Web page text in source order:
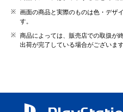
画面の商品と実際のものは色・デザ
す。
商品によっては、販売店での取扱が
出荷が完了している場合がございま